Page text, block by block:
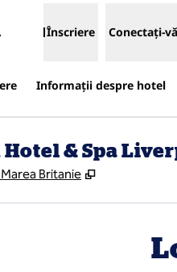
Înscriere Conectați-vă
Informații despre hotel
& Spa
Britanie ,